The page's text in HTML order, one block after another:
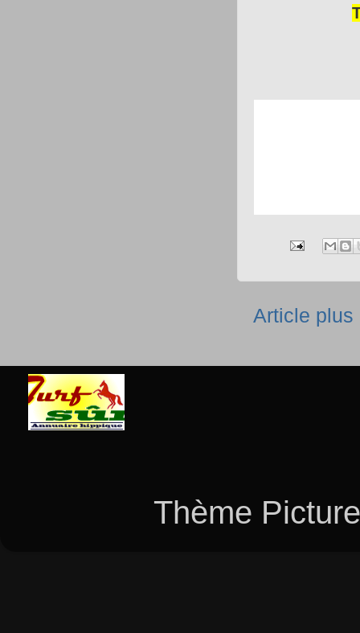
Article plus
Thème